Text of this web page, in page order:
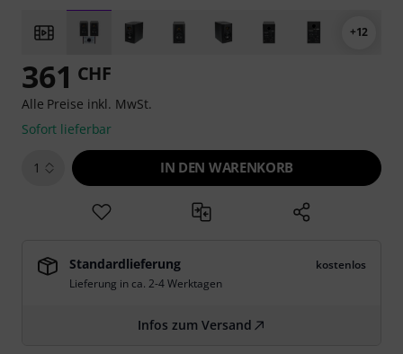
+12
361 CHF
Alle Preise inkl. MwSt.
Sofort lieferbar
1 IN DEN WARENKORB
Standardlieferung
kostenlos
Lieferung in ca. 2-4 Werktagen
Infos zum Versand